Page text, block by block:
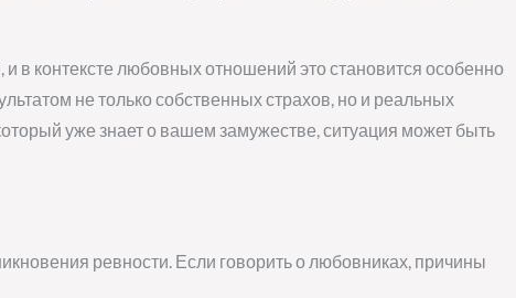
в контексте любовных отношений это становится особенно
не только собственных страхов, но и реальных
уже знает о вашем замужестве, ситуация может быть
ревности. Если говорить о любовниках, причины